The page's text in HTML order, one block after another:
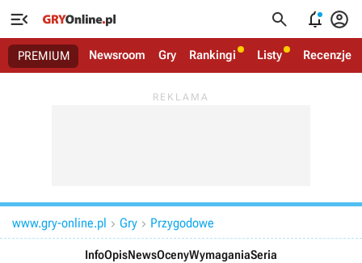
   
PREMIUM Newsroom Gry Rankingi Listy Recenzje
www.gry-online.pl  Gry  Przygodowe
InfoOpisNewsOcenyWymaganiaSeria